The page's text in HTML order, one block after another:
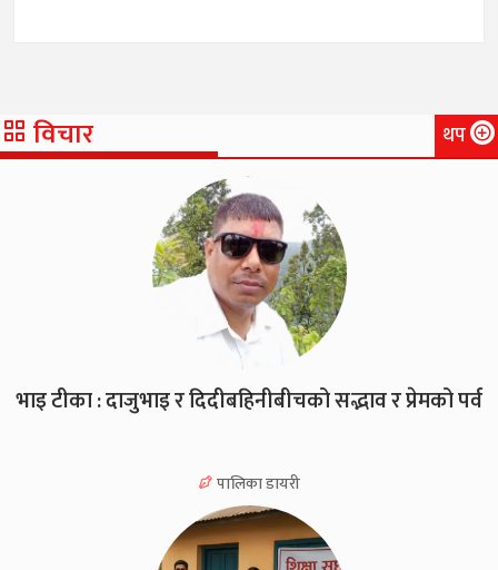
विचार थप
भाइ टीका : दाजुभाइ र दिदीबहिनीबीचको सद्भाव र प्रेमको पर्व
पालिका डायरी